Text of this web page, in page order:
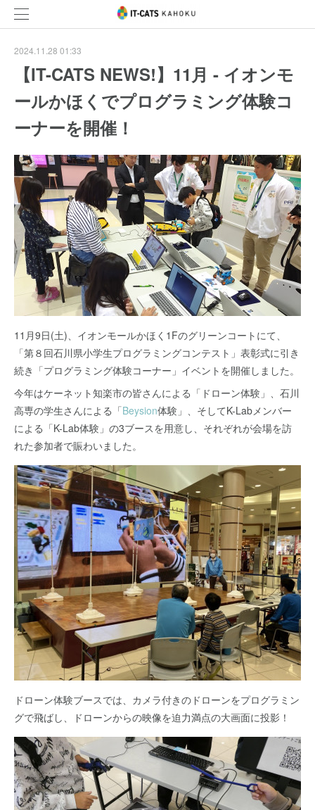
2024.11.28 01:33
【IT-CATS NEWS!】11月 - イオンモ
ールかほくでプログラミング体験コ
ーナーを開催！
11月9日(土)、イオンモールかほく1Fのグリーンコートにて、
「第８回石川県小学生プログラミングコンテスト」表彰式に引き
続き「プログラミング体験コーナー」イベントを開催しました。
今年はケーネット知楽市の皆さんによる「ドローン体験」、石川
高専の学生さんによる「Beysion体験」、そしてK-Labメンバー
による「K-Lab体験」の3ブースを用意し、それぞれが会場を訪
れた参加者で賑わいました。
ドローン体験ブースでは、カメラ付きのドローンをプログラミン
グで飛ばし、ドローンからの映像を迫力満点の大画面に投影！